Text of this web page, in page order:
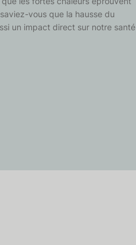
vous que la hausse du
un impact direct sur notre santé